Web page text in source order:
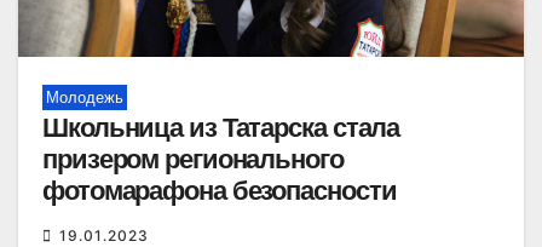
Молодежь
Школьница из Татарска стала
призером регионального
фотомарафона безопасности
19.01.2023